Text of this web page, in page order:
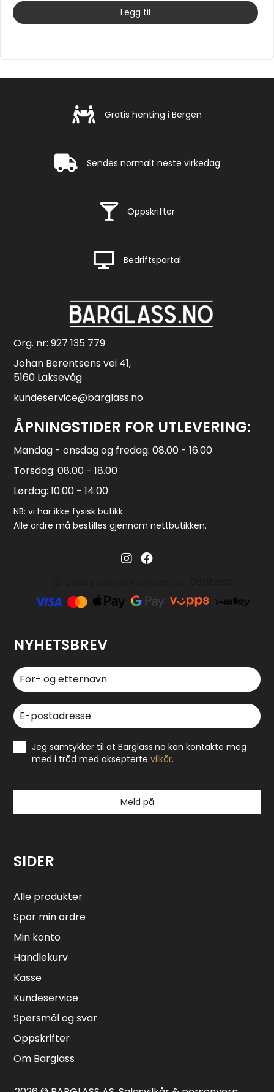
Legg til
Gratis henting i Bergen
Gratis henting i Bergen
Rask levering
Sendes normalt neste virkedag
Rask levering
Oppskrifter
Rask levering
Bedriftsportal
Org. nr: 927 135 779
Johan Berentsens vei 41,
5160 Laksevåg
kundeservice@barglass.no
ÅPNINGSTIDER FOR UTLEVERING:
Mandag - onsdag og fredag: 08.00 - 16.00
Torsdag: 08.00 - 18.00
Lørdag: 10:00 - 14:00
NB: vi har ikke fysisk butikk.
Alle ordre må bestilles gjennom nettbutikken.
Barglass.no instagram
Barglass facebook
NYHETSBREV
Jeg samtykker til at Barglass.no kan kontakte meg
med i tråd med akseptertevilkår.
Meld på
SIDER
Alle produkter
Spor min ordre
Min konto
Handlekurv
Kasse
Kundeservice
Spørsmål og svar
Oppskrifter
Om Barglass